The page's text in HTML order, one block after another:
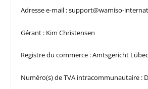
Adresse e-mail : support@wamiso-
Gérant : Kim Christensen
Registre du commerce : Amtsgericht
Numéro(s) de TVA intracommunautaire :